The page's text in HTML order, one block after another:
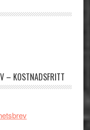
– KOSTNADSFRITT